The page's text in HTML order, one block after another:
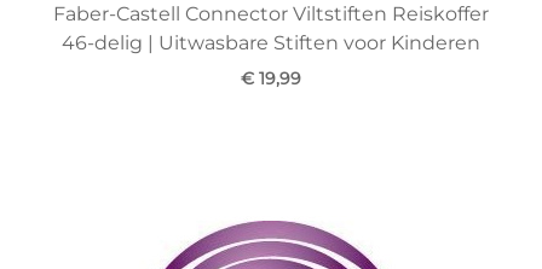
Faber-Castell Connector Viltstiften Reiskoffer
46-delig | Uitwasbare Stiften voor Kinderen
€ 19,99